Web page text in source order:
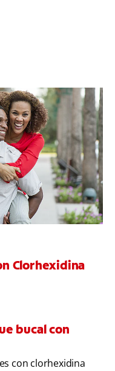
CUPONES
DO (ES)
SUSCRÍBASE
Clorhexidina
bucal con
con clorhexidina